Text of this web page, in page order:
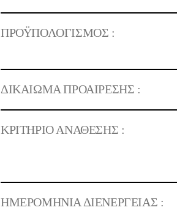
ΠΡΟΫΠΟΛΟΓΙΣΜΟΣ :
ΔΙΚΑΙΩΜΑ ΠΡΟΑΙΡΕΣΗΣ :
ΚΡΙΤΗΡΙΟ ΑΝΑΘΕΣΗΣ :
ΗΜΕΡΟΜΗΝΙΑ ΔΙΕΝΕΡΓΕΙΑΣ :